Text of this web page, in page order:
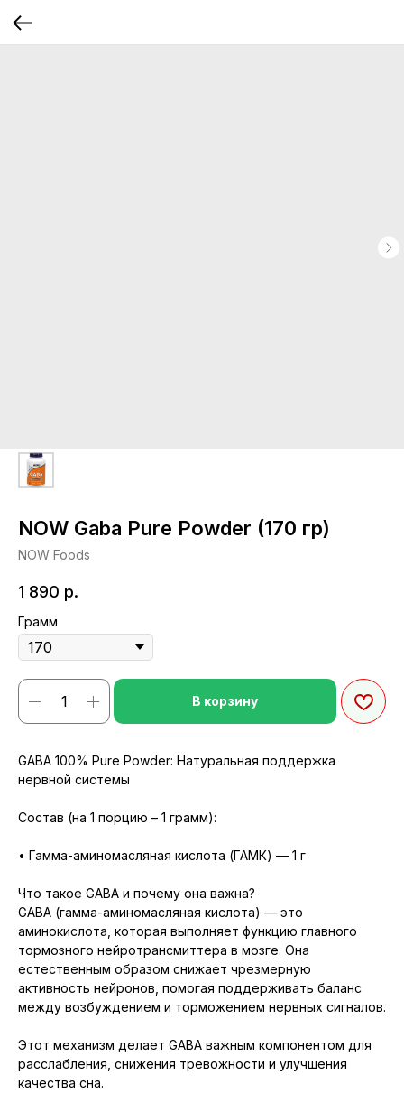
NOW Gaba Pure Powder (170 гр)
NOW Foods
1 890 р.
Грамм
В корзину
GABA 100% Pure Powder: Натуральная поддержка
нервной системы
Состав (на 1 порцию – 1 грамм):
• Гамма-аминомасляная кислота (ГАМК) — 1 г
Что такое GABA и почему она важна?
GABA (гамма-аминомасляная кислота) — это
аминокислота, которая выполняет функцию главного
тормозного нейротрансмиттера в мозге. Она
естественным образом снижает чрезмерную
активность нейронов, помогая поддерживать баланс
между возбуждением и торможением нервных сигналов.
Этот механизм делает GABA важным компонентом для
расслабления, снижения тревожности и улучшения
качества сна.